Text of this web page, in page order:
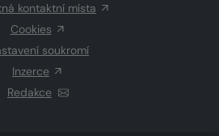
kontaktní místa
Cookies
soukromí
Inzerce
Redakce